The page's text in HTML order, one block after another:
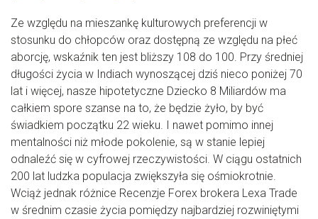
Ze względu na mieszankę kulturowych preferencji w
stosunku do chłopców oraz dostępną ze względu na płeć
aborcję, wskaźnik ten jest bliższy 108 do 100. Przy średniej
długości życia w Indiach wynoszącej dziś nieco poniżej 70
lat i więcej, nasze hipotetyczne Dziecko 8 Miliardów ma
całkiem spore szanse na to, że będzie żyło, by być
świadkiem początku 22 wieku. I nawet pomimo innej
mentalności niż młode pokolenie, są w stanie lepiej
odnaleźć się w cyfrowej rzeczywistości. W ciągu ostatnich
200 lat ludzka populacja zwiększyła się ośmiokrotnie.
Wciąż jednak różnice Recenzje Forex brokera Lexa Trade
w średnim czasie życia pomiędzy najbardziej rozwiniętymi